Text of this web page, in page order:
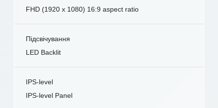
FHD (1920 x 1080) 16:9 aspect ratio
Підсвічування
LED Backlit
IPS-level
IPS-level Panel